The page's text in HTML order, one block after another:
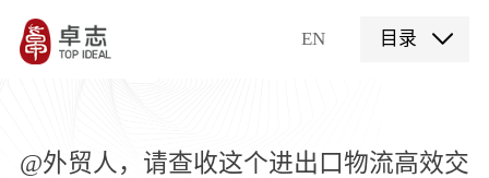
EN 目录
@外贸人，请查收这个进出口物流高效交